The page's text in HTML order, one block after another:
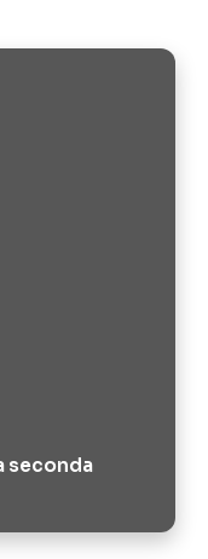
seconda